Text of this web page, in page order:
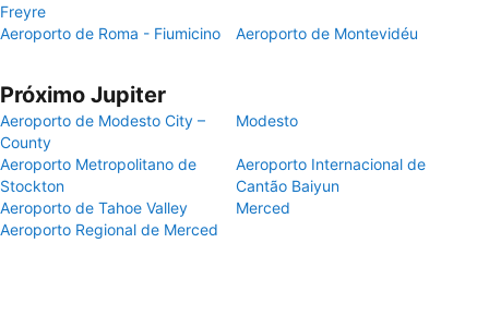
Freyre
Aeroporto de Roma - Fiumicino Aeroporto de Montevidéu
Próximo Jupiter
Aeroporto de Modesto City –
County
Modesto
Aeroporto Metropolitano de
Stockton
Aeroporto Internacional de
Cantão Baiyun
Aeroporto de Tahoe Valley
Merced
Aeroporto Regional de Merced